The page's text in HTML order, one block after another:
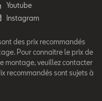
Youtube
Instagram
des prix recommandés
Pour connaitre le prix de
montage, veuillez contacter
recommandés sont sujets à